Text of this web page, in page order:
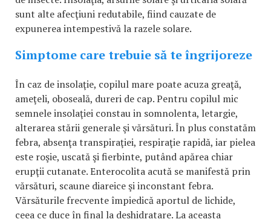
sunt alte afecţiuni redutabile, fiind cauzate de
expunerea intempestivă la razele solare.
Simptome care trebuie să te îngrijoreze
În caz de insolaţie, copilul mare poate acuza greaţă,
ameţeli, oboseală, dureri de cap. Pentru copilul mic
semnele insolaţiei constau in somnolenta, letargie,
alterarea stării generale şi vărsături. În plus constatăm
febra, absenţa transpiraţiei, respiraţie rapidă, iar pielea
este roşie, uscată şi fierbinte, putând apărea chiar
erupţii cutanate. Enterocolita acută se manifestă prin
vărsături, scaune diareice şi inconstant febra.
Vărsăturile frecvente împiedică aportul de lichide,
ceea ce duce în final la deshidratare. La aceasta